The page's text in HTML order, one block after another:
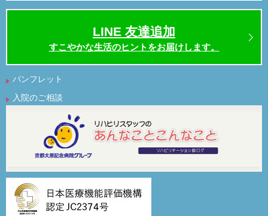
LINE 友達追加
すこやかな生活のヒントをお届けします。
パンフレット
入院のご相談